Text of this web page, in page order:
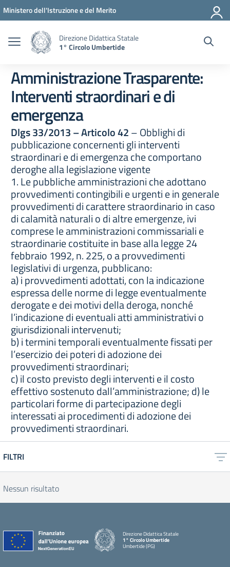
Vai ai contenuti
Vai al menu di navigazione
Vai al footer
Ministero dell'Istruzione e del Merito
Direzione Didattica Statale
1° Circolo Umbertide
Amministrazione Trasparente:
Interventi straordinari e di
emergenza
Dlgs 33/2013 – Articolo 42– Obblighi di
pubblicazione concernenti gli interventi
straordinari e di emergenza che comportano
deroghe alla legislazione vigente
1. Le pubbliche amministrazioni che adottano
provvedimenti contingibili e urgenti e in generale
provvedimenti di carattere straordinario in caso
di calamità naturali o di altre emergenze, ivi
comprese le amministrazioni commissariali e
straordinarie costituite in base alla legge 24
febbraio 1992, n. 225, o a provvedimenti
legislativi di urgenza, pubblicano:
a) i provvedimenti adottati, con la indicazione
espressa delle norme di legge eventualmente
derogate e dei motivi della deroga, nonché
l’indicazione di eventuali atti amministrativi o
giurisdizionali intervenuti;
b) i termini temporali eventualmente fissati per
l’esercizio dei poteri di adozione dei
provvedimenti straordinari;
c) il costo previsto degli interventi e il costo
effettivo sostenuto dall’amministrazione; d) le
particolari forme di partecipazione degli
interessati ai procedimenti di adozione dei
provvedimenti straordinari.
FILTRI
Nessun risultato
Direzione Didattica Statale
1° Circolo Umbertide
Umbertide (PG)